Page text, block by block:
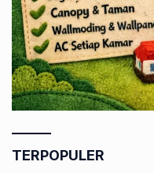
TERPOPULER